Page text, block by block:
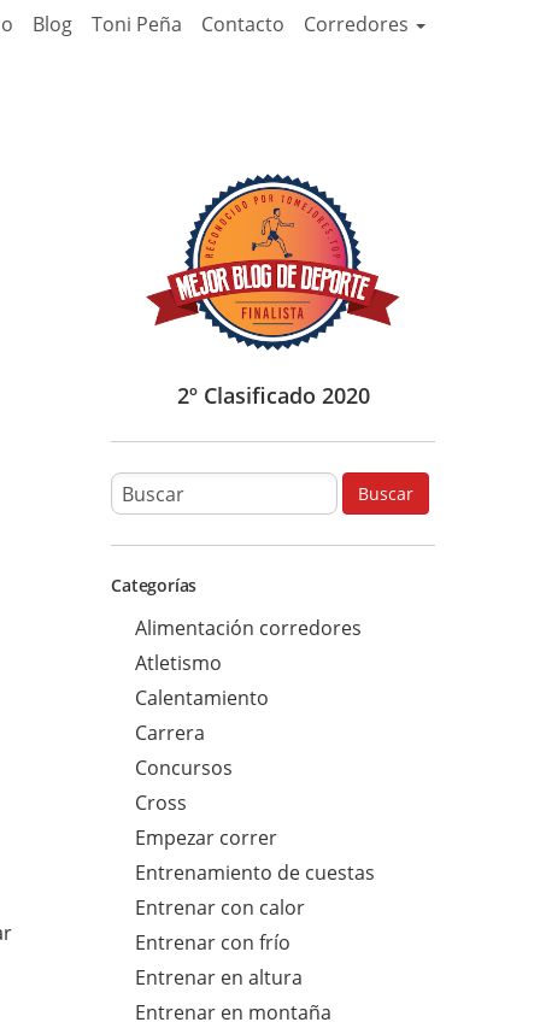
Blog Toni Peña Contacto Corredores
2º Clasificado 2020
B
u
c
Buscar
Categorías
Alimentación corredores
Atletismo
Calentamiento
Carrera
Concursos
Cross
Empezar correr
Entrenamiento de cuestas
Entrenar con calor
Entrenar con frío
Entrenar en altura
Entrenar en montaña